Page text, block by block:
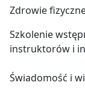
Zdrowie
Szkolenie
instruktorów i
Świadomość i